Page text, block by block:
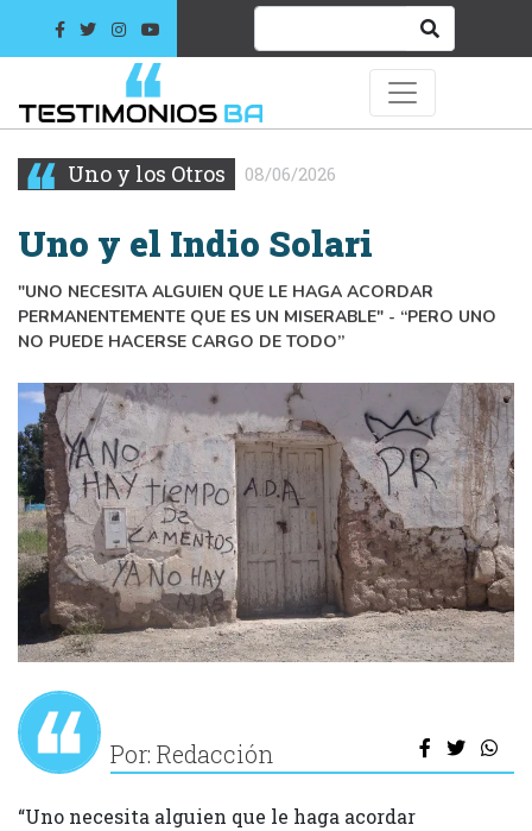
Uno y los Otros 08/06/2026
Uno y el Indio Solari
"UNO NECESITA ALGUIEN QUE LE HAGA ACORDAR
PERMANENTEMENTE QUE ES UN MISERABLE" - “PERO UNO
NO PUEDE HACERSE CARGO DE TODO”
Por: Redacción
“Uno necesita alguien que le haga acordar